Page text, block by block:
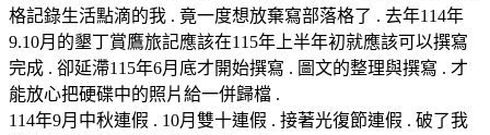
格記錄生活點滴的我 . 竟一度想放棄寫部落格了 . 去年114年
9.10月的墾丁賞鷹旅記應該在115年上半年初就應該可以撰寫
完成 . 卻延滯115年6月底才開始撰寫 . 圖文的整理與撰寫 . 才
能放心把硬碟中的照片給一併歸檔 .
114年9月中秋連假 . 10月雙十連假 . 接著光復節連假 . 破了我